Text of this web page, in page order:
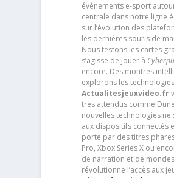
événements e-sport
centrale dans notre ligne
sur l’évolution des
les dernières souris de
Nous testons les cartes
s’agisse de jouer à
encore. Des montres
explorons les
Actualitesjeuxvideo.fr
très attendus comme
nouvelles technologies ne
aux dispositifs connectés
porté par des titres
Pro, Xbox Series X ou
de narration et de
révolutionne l’accès aux